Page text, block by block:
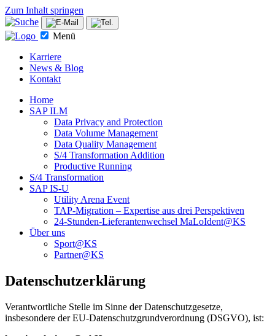
Zum Inhalt springen
Menü
Karriere
News & Blog
Kontakt
Home
SAP ILM
Data Privacy and Protection
Data Volume Management
Data Quality Management
S/4 Transformation Addition
Productive Running
S/4 Transformation
SAP IS-U
Utility Arena Event
TAP-Migration – Expertise aus drei Perspektiven
24-Stunden-Lieferanten­wechsel MaLoIdent@KS
Über uns
Sport@KS
Partner@KS
Daten­schutz­erklär­ung
Verantwortliche Stelle im Sinne der Datenschutzgesetze,
insbesondere der EU-Datenschutzgrundverordnung (DSGVO), ist: